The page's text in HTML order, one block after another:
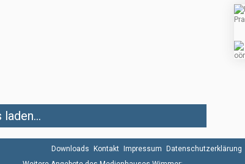
Downloads Kontakt Impressum Datenschutzerklärung